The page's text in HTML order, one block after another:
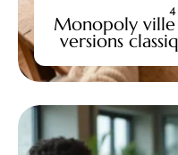
Monopoly
versions